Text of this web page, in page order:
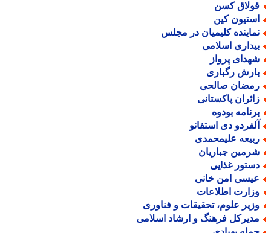
کسن
کین
کلیمیان در مجلس
اسلامی
پرواز
رگباری
صالحی
پاکستانی
بودوه
دی استفانو
علیمحمدی
جباریان
غذایی
امن خانی
اطلاعات
علوم، تحقیقات و فناوری
فرهنگ و ارشاد اسلامی